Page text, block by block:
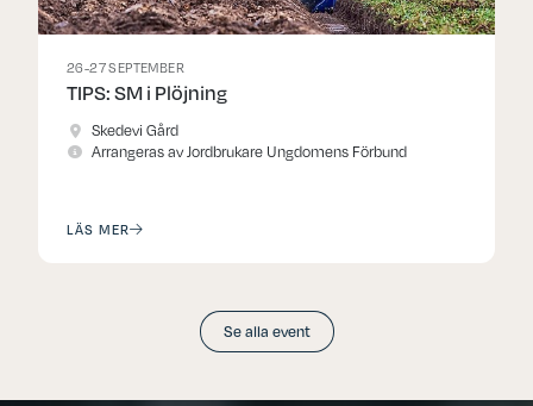
26-27 SEPTEMBER
TIPS: SM i Plöjning
Skedevi Gård
Arrangeras av Jordbrukare Ungdomens Förbund
LÄS MER
Se alla event